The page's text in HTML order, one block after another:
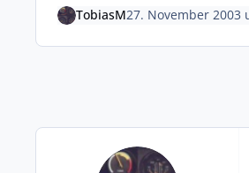
TobiasM27. November 2003